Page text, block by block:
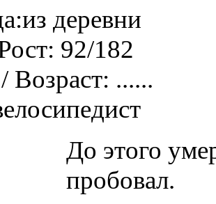
из деревни
92/182
Возраст: ......
До этого
пробовал.